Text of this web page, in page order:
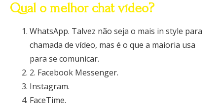
Qual o melhor chat vídeo?
WhatsApp. Talvez não seja o mais in style para
chamada de vídeo, mas é o que a maioria usa
para se comunicar.
2. Facebook Messenger.
Instagram.
FaceTime.